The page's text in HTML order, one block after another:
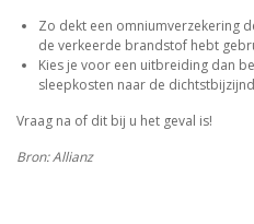
Zo dekt een omniumverzekering
de verkeerde brandstof hebt
Kies je voor een uitbreiding dan
sleepkosten naar de
Vraag na of dit bij u het geval is!
Bron: Allianz